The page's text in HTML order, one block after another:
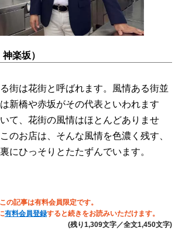
楽坂）
街は花街と呼ばれます。風情ある街並
新橋や赤坂がその代表といわれます
て、花街の風情はほとんどありませ
のお店は、そんな風情を色濃く残す、
にひっそりとたたずんでいます。
この記事は有料会員限定です。
有料会員登録すると続きをお読みいただけます。
(残り1,309文字／全文1,450文字)